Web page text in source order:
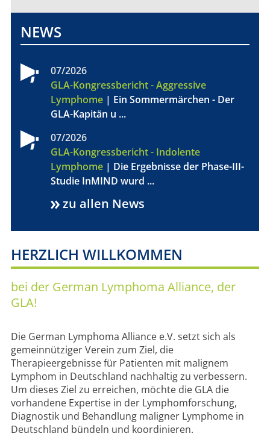
FÜR PATIENTEN
ÜBER UNS
ORGANISATIONEN
SPONSOREN
MENTEE-PROGRAMM
AKADEMIE
NEWS
07/2026
GLA-Kongressbericht - Aggressive
Lymphome | Ein Sommermärchen - Der
GLA-Kapitän u ...
07/2026
GLA-Kongressbericht - Indolente
Lymphome | Die Ergebnisse der Phase-III-
Studie InMIND wurd ...
zu allen News
HERZLICH WILLKOMMEN
bei der German Lymphoma Alliance, der
GLA!
Die German Lymphoma Alliance e.V. setzt sich als
gemeinnütziger Verein zum Ziel, die
Therapieergebnisse für Patienten mit malignem
Lymphom in Deutschland nachhaltig zu verbessern.
Um dieses Ziel zu erreichen, möchte die GLA die
vorhandene Expertise in der Lymphomforschung,
Diagnostik und Behandlung maligner Lymphome in
Deutschland bündeln und koordinieren.